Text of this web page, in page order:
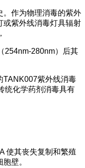
。作为物理消毒的紫外
或紫外线消毒灯具辐射
254nm-280nm）后其
TANK007紫外线消毒
统化学药剂消毒具有
使其丧失复制和繁殖
壁。